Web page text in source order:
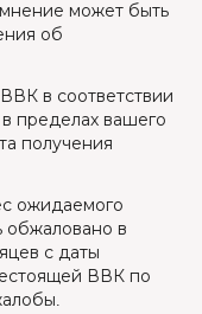
может быть
об
в соответствии
пределах вашего
получения
ожидаемого
обжаловано в
с даты
ВВК по